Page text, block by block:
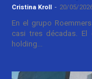
Cristina Kroll - 20/05/
En el grupo
casi tres décadas. El
holding...